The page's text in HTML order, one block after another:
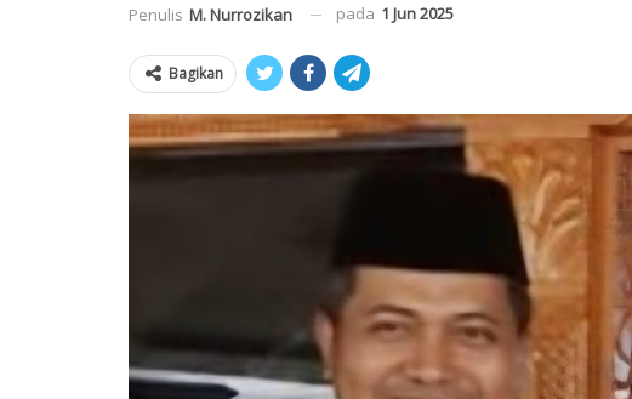
Penulis M. Nurrozikan pada 1 Jun 2025
Bagikan